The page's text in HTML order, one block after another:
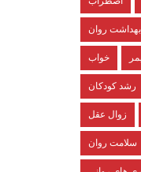
بهداشت روان
خواب
رشد کودکان
زوال عقل
سلامت روان